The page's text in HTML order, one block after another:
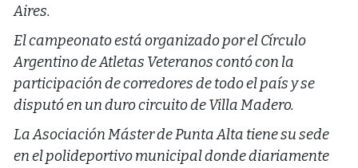
Aires.
El campeonato está organizado por el Círculo
Argentino de Atletas Veteranos contó con la
participación de corredores de todo el país y se
disputó en un duro circuito de Villa Madero.
La Asociación Máster de Punta Alta tiene su sede
en el polideportivo municipal donde diariamente